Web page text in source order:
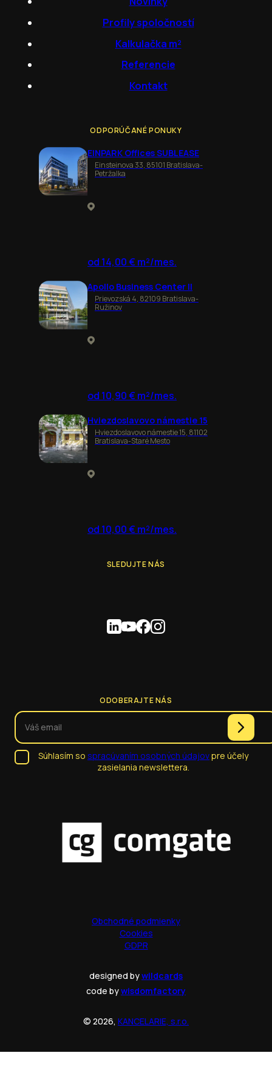
Profily spoločností
Kalkulačka m²
Referencie
Kontakt
ODPORÚČANÉ PONUKY
EINPARK Offices SUBLEASE
Einsteinova 33, 85101 Bratislava-
Petržalka
od 14,00 € m²/mes.
Apollo Business Center II
Prievozská 4, 82109 Bratislava-
Ružinov
od 10,90 € m²/mes.
Hviezdoslavovo námestie 15
Hviezdoslavovo námestie 15, 81102
Bratislava-Staré Mesto
od 10,00 € m²/mes.
SLEDUJTE NÁS
ODOBERAJTE NÁS
Súhlasím so spracúvaním osobných údajovpre účely
zasielania newslettera.
Obchodné podmienky
Cookies
GDPR
designed bywildcards
code bywisdomfactory
© 2026, KANCELARIE, s.r.o.